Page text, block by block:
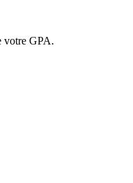
votre GPA.